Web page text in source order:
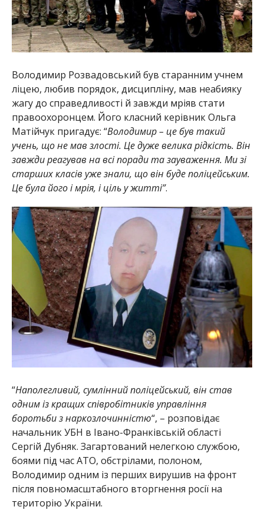
Володимир Розвадовський був старанним учнем
ліцею, любив порядок, дисципліну, мав неабияку
жагу до справедливості й завжди мріяв стати
правоохоронцем. Його класний керівник Ольга
Матійчук пригадує: “Володимир – це був такий
учень, що не мав злості. Це дуже велика рідкість. Він
завжди реагував на всі поради та зауваження. Ми зі
старших класів уже знали, що він буде поліцейським.
Це була його і мрія, і ціль у житті”.
“Наполегливий, сумлінний поліцейський, він став
одним із кращих співробітників управління
боротьби з наркозлочинністю“, – розповідає
начальник УБН в Івано-Франківській області
Сергій Дубняк. Загартований нелегкою службою,
боями під час АТО, обстрілами, полоном,
Володимир одним із перших вирушив на фронт
після повномасштабного вторгнення росії на
територію України.